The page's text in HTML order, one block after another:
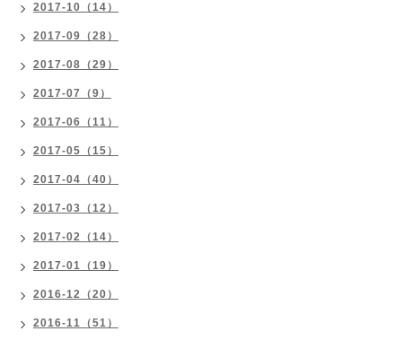
2017-10（14）
2017-09（28）
2017-08（29）
2017-07（9）
2017-06（11）
2017-05（15）
2017-04（40）
2017-03（12）
2017-02（14）
2017-01（19）
2016-12（20）
2016-11（51）